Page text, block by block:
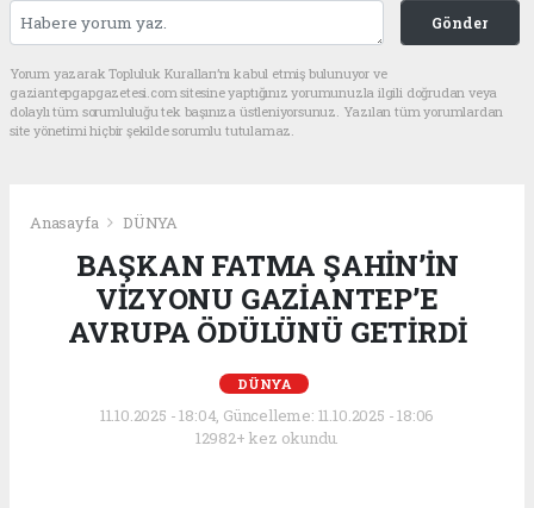
Gönder
Yorum yazarak Topluluk Kuralları’nı kabul etmiş bulunuyor ve
gaziantepgapgazetesi.com sitesine yaptığınız yorumunuzla ilgili doğrudan veya
dolaylı tüm sorumluluğu tek başınıza üstleniyorsunuz. Yazılan tüm yorumlardan
site yönetimi hiçbir şekilde sorumlu tutulamaz.
Anasayfa DÜNYA
BAŞKAN FATMA ŞAHİN’İN
VİZYONU GAZİANTEP’E
AVRUPA ÖDÜLÜNÜ GETİRDİ
DÜNYA
11.10.2025 - 18:04, Güncelleme: 11.10.2025 - 18:06
12982+ kez okundu.